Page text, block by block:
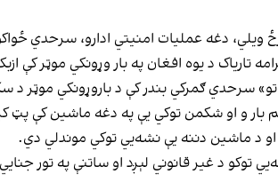
سرحدي ګمرکي بندر کې د باروړونکي
بار و او شکمن توکي یې په دغه ماشین کې پټ
او د ماشین دننه یې نشه‌يي توکي موندلي دي.
توکو د غیر قانوني لېږد او ساتنې په تور